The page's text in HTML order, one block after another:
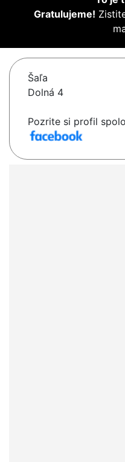
Gratulujeme!
Šaľa
Dolná 4
Pozrite si profil